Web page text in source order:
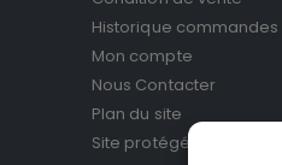
Historique commandes
Mon compte
Nous Contacter
Plan du site
Site protégé par